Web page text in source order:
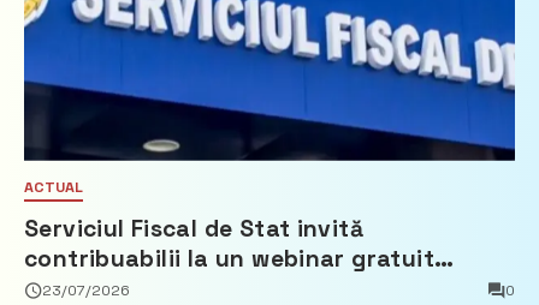
ACTUAL
Serviciul Fiscal de Stat invită
contribuabilii la un webinar gratuit
privind calculul impozitului pe bunurile
23/07/2026 0